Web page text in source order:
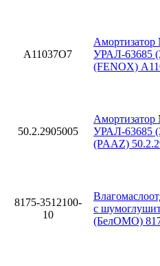
A11037O7
УРАЛ-63685
(FENOX)
50.2.2905005
УРАЛ-63685
(PAAZ)
8175-3512100-
10
с
(БелОМО)